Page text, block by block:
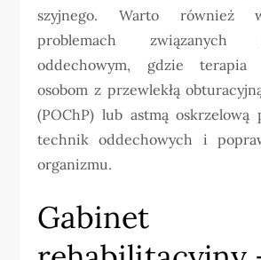
szyjnego. Warto również
problemach związanych
oddechowym, gdzie terapia
osobom z przewlekłą
(POChP) lub astmą oskrzelową
technik oddechowych i
organizmu.
Gabinet